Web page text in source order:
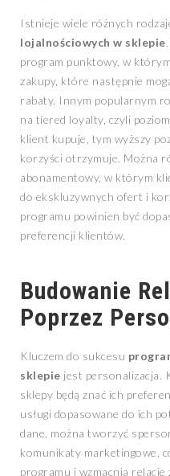
Istnieje wiele różnych
lojalnościowych w sklepie
program punktowy, w
zakupy, które następnie
rabaty. Innym popularnym
na tiered loyalty, czyli
klient kupuje, tym wyższy
korzyści otrzymuje. Można
abonamentowy, w którym
do ekskluzywnych ofert i
programu powinien być
preferencji klientów.
Budowanie
Poprzez
Kluczem do sukcesu
sklepie jest personalizacja.
sklepy będą znać ich
usługi dopasowane do ich
dane, można tworzyć
komunikaty marketingowe,
programu i wzmacnia relacje